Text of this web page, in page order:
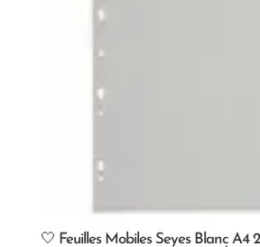
🤍 Feuilles Mobiles Seyes Blanc A4